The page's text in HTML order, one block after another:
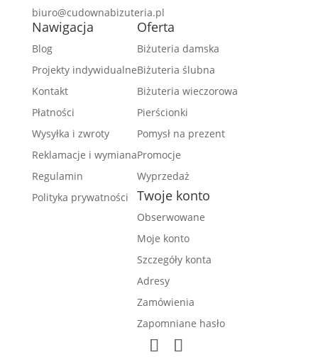
biuro@cudownabizuteria.pl
Nawigacja
Blog
Projekty indywidualne
Kontakt
Płatności
Wysyłka i zwroty
Reklamacje i wymiana
Regulamin
Polityka prywatności
Oferta
Biżuteria damska
Biżuteria ślubna
Biżuteria wieczorowa
Pierścionki
Pomysł na prezent
Promocje
Wyprzedaż
Twoje konto
Obserwowane
Moje konto
Szczegóły konta
Adresy
Zamówienia
Zapomniane hasło